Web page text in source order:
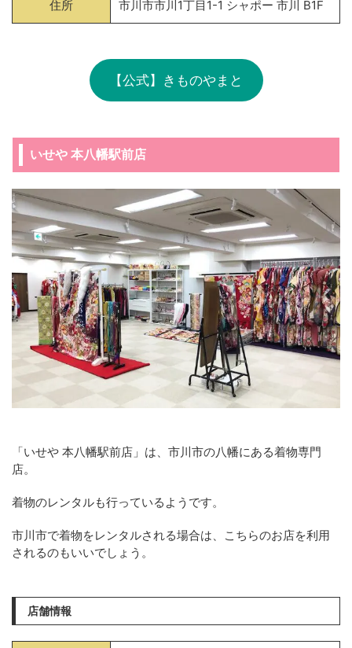
住所 市川市市川1丁目1-1 シャポー 市川 B1F
【公式】きものやまと
いせや 本八幡駅前店
「いせや 本八幡駅前店」は、市川市の八幡にある着物専門
店。
着物のレンタルも行っているようです。
市川市で着物をレンタルされる場合は、こちらのお店を利用
されるのもいいでしょう。
店舗情報